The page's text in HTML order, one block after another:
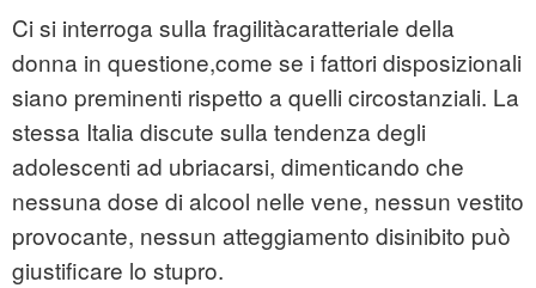
Ci si interroga sulla fragilitàcaratteriale della
donna in questione,come se i fattori disposizionali
siano preminenti rispetto a quelli circostanziali. La
stessa Italia discute sulla tendenza degli
adolescenti ad ubriacarsi, dimenticando che
nessuna dose di alcool nelle vene, nessun vestito
provocante, nessun atteggiamento disinibito può
giustificare lo stupro.